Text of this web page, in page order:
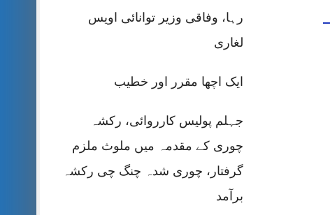
رہا، وفاقی وزیر توانائی اویس
لغاری
ایک اچھا مقرر اور خطیب
جہلم پولیس کارروائی، رکشہ
چوری کے مقدمہ میں ملوث ملزم
گرفتار، چوری شدہ چنگ چی رکشہ
برآمد